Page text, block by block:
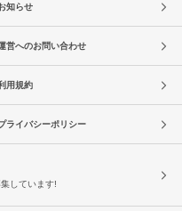
知らせ
営へのお問い合わせ
用規約
ライバシーポリシー
しています!